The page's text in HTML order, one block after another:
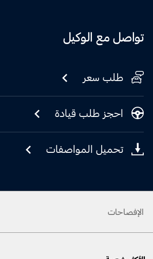
تواصل مع الوكيل
طلب سعر
احجز طلب قيادة
تحميل المواصفات
الإفصاحات